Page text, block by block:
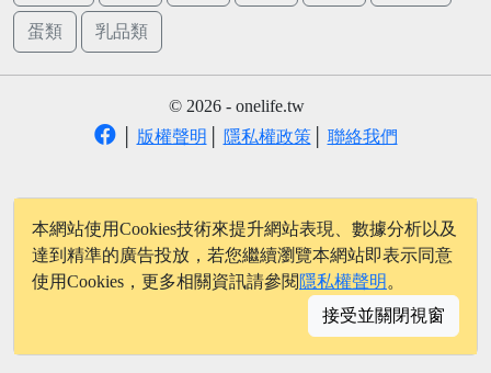
蛋類 乳品類
© 2026 - onelife.tw
版權聲明 隱私權政策│ 聯絡我們
本網站使用Cookies技術來提升網站表現、數據分析以及
達到精準的廣告投放，若您繼續瀏覽本網站即表示同意
使用Cookies，更多相關資訊請參閱 隱私權聲明 。
接受並關閉視窗